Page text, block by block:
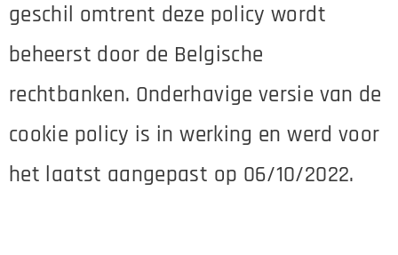
geschil omtrent deze policy wordt
beheerst door de Belgische
rechtbanken. Onderhavige versie van de
cookie policy is in werking en werd voor
het laatst aangepast op 06/10/2022.